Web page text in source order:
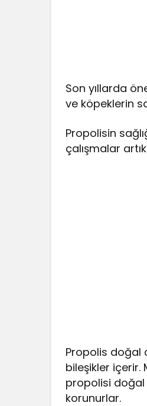
Son yıllarda
ve köpeklerin
Propolisin
çalışmalar
Propolis doğal
bileşikler içerir.
propolisi doğal
korunurlar.